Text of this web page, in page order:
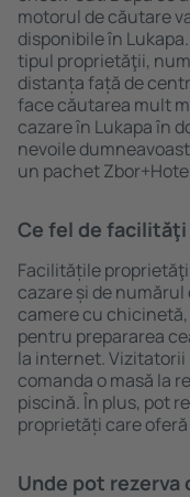
motorul de căutare
disponibile în
tipul proprietăţii,
distanța față de
face căutarea mult
cazare în Lukapa în
nevoile
un pachet
Ce fel de
Facilitățile
cazare și de
camere cu
pentru prepararea
la internet.
comanda o masă la
piscină. În plus, pot
proprietăți care
Unde pot rezerva